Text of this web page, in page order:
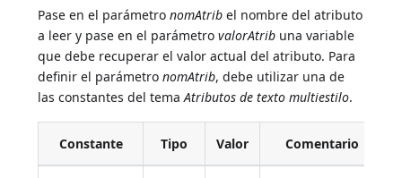
Pase en el parámetronomAtrib el nombre del atributo
a leer y pase en el parámetrovalorAtrib una variable
que debe recuperar el valor actual del atributo. Para
definir el parámetronomAtrib, debe utilizar una de
las constantes del temaAtributos de texto multiestilo.
Constante Tipo Valor Comentario